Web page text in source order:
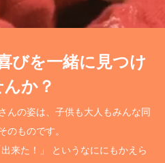
びを一緒に見つけ
んか？
んの姿は、子供も大人もみんな同
のものです。
来た！」 というなににもかえら